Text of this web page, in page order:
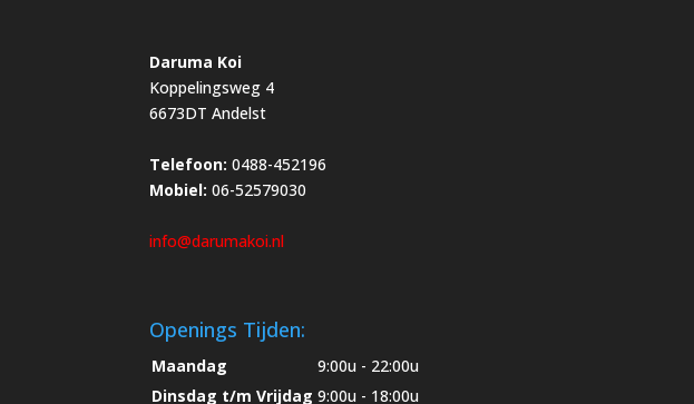
Daruma Koi
Koppelingsweg 4
6673DT Andelst
Telefoon: 0488-452196
Mobiel: 06-52579030
info@darumakoi.nl
Openings Tijden:
Maandag
9:00u - 22:00u
Dinsdag t/m Vrijdag 9:00u - 18:00u